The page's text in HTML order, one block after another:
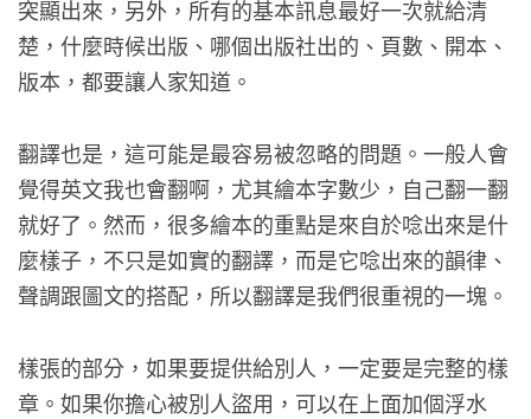
突顯出來，另外，所有的基本訊息最好一次就給清
楚，什麼時候出版、哪個出版社出的、頁數、開本、
版本，都要讓人家知道。
翻譯也是，這可能是最容易被忽略的問題。一般人會
覺得英文我也會翻啊，尤其繪本字數少，自己翻一翻
就好了。然而，很多繪本的重點是來自於唸出來是什
麼樣子，不只是如實的翻譯，而是它唸出來的韻律、
聲調跟圖文的搭配，所以翻譯是我們很重視的一塊。
樣張的部分，如果要提供給別人，一定要是完整的樣
章。如果你擔心被別人盜用，可以在上面加個浮水